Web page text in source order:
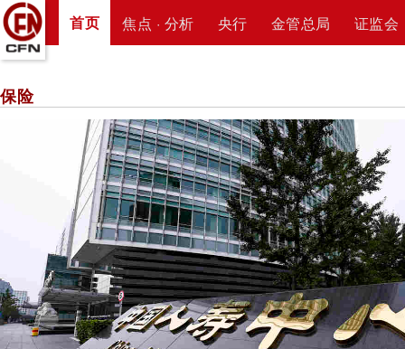
首页 焦点 · 分析 央行 金管总局 证监会
保险